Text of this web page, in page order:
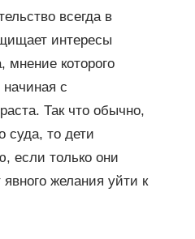
всегда в
интересы
которого
с
Так что обычно,
суда, то дети
если только они
желания уйти к